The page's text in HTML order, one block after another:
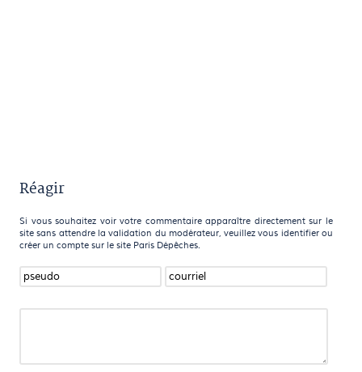
Réagir
Si vous souhaitez voir votre commentaire apparaître directement sur le
site sans attendre la validation du modérateur, veuillez vous identifier ou
créer un compte sur le site Paris Dépêches.